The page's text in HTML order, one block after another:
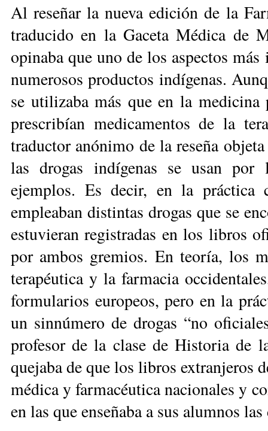
Al reseñar la nueva edición de la
traducido en la Gaceta Médica de
opinaba que uno de los aspectos
numerosos productos indígenas.
se utilizaba más que en la
prescribían medicamentos de la
traductor anónimo de la reseña
las drogas indígenas se usan
ejemplos. Es de­cir, en la práctica
empleaban distintas drogas que se
estuvieran registradas en los libros
por ambos gre­mios. En teoría, los
terapéutica y la farmacia
formularios europeos, pero en la
un sinnúme­ro de drogas “no
profesor de la clase de Historia de
quejaba de que los libros extranjeros
médica y farmacéutica nacionales y
en las que enseñaba a sus alumnos